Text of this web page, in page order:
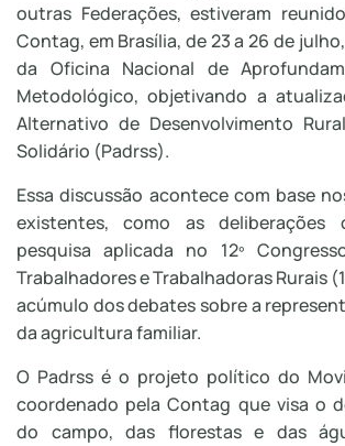
outras Federações, estiveram
Contag, em Brasília, de 23 a 26 de
da Oficina Nacional de
Metodológico, objetivando a
Alternativo de Desenvolvimento
Solidário (Padrss).
Essa discussão acontece com base
existentes, como as deliberações
pesquisa aplicada no 12º
Trabalhadores e Trabalhadoras Rurais
acúmulo dos debates sobre a
da agricultura familiar.
O Padrss é o projeto político do
coordenado pela Contag que visa o
do campo, das florestas e das